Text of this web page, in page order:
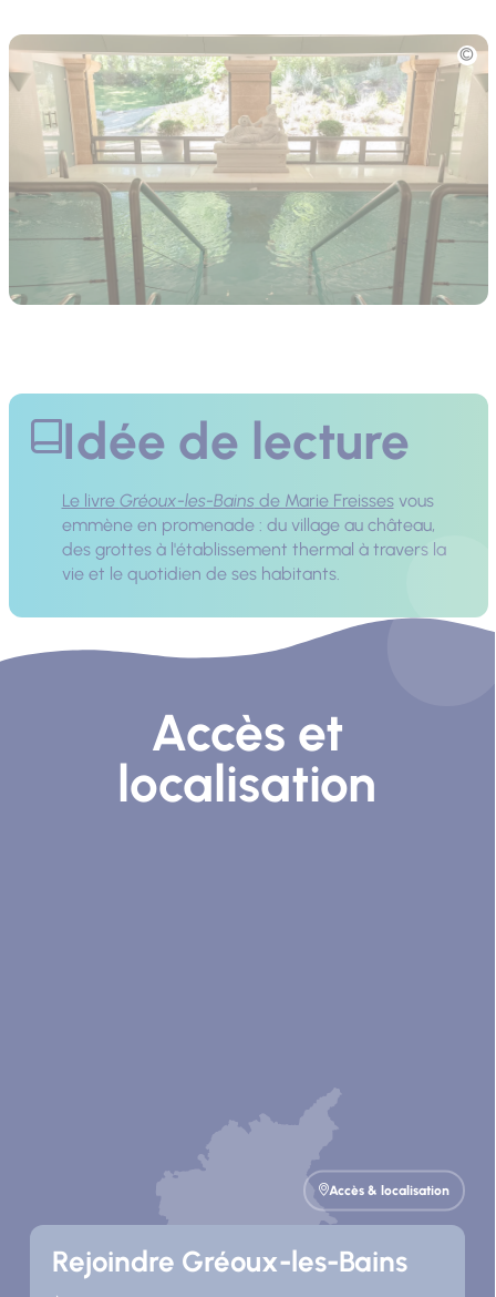
Photo
Idée de lecture
Le livre Gréoux-les-Bains de Marie Freissesvous
emmène en promenade : du village au château,
des grottes à l'établissement thermal à travers la
vie et le quotidien de ses habitants.
Accès et
localisation
Accès & localisation
Rejoindre Gréoux-les-Bains